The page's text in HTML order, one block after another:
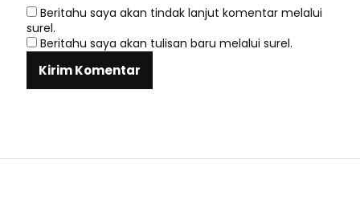
Beritahu saya akan tindak lanjut komentar melalui
surel.
Beritahu saya akan tulisan baru melalui surel.